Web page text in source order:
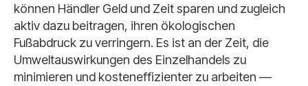
können Händler Geld und Zeit sparen und zugleich
aktiv dazu beitragen, ihren ökologischen
Fußabdruck zu verringern. Es ist an der Zeit, die
Umweltauswirkungen des Einzelhandels zu
minimieren und kosteneffizienter zu arbeiten —